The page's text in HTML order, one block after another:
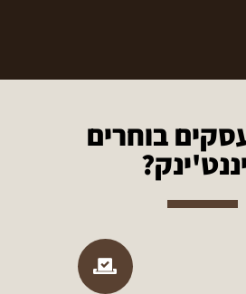
בוחרים